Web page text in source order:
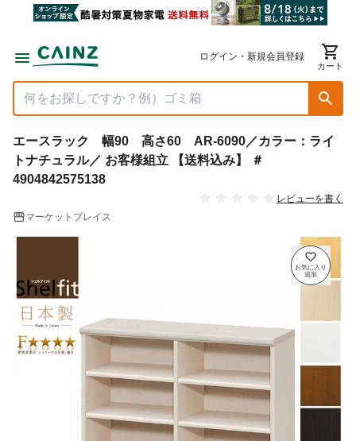
ログイン・新規会員登録
カート
エースラック 幅90 高さ60 AR-6090／カラー：ライ
トナチュラル／ お客様組立 【送料込み】 ＃
4904842575138
レビューを書く
マーケットプレイス